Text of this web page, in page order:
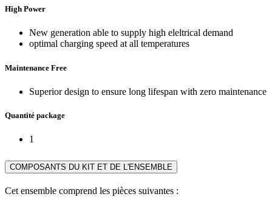
High Power
New generation able to supply high eleltrical demand
optimal charging speed at all temperatures
Maintenance Free
Superior design to ensure long lifespan with zero maintenance
Quantité package
1
COMPOSANTS DU KIT ET DE L'ENSEMBLE
Cet ensemble comprend les pièces suivantes :